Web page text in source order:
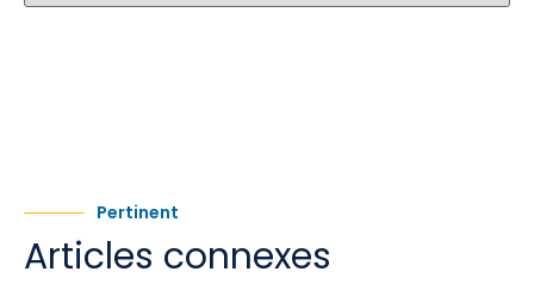
Pertinent
Articles connexes